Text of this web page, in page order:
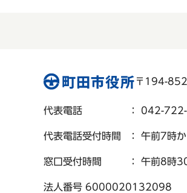
〒194-
代表電話 ： 042-
代表電話受付時間 ： 午前7時
窓口受付時間 ： 午前8時
法人番号 6000020132098